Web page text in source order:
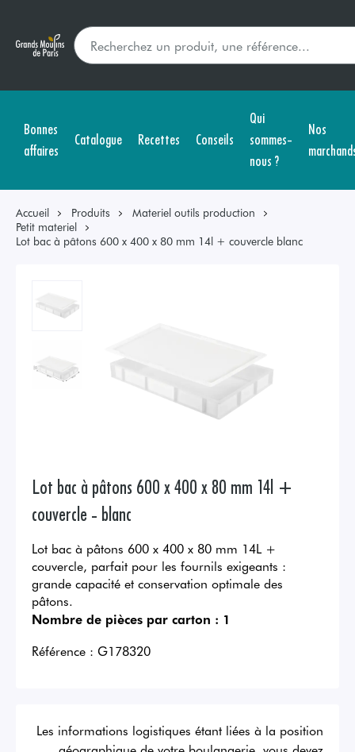
Bonnes
affaires
Catalogue Recettes Conseils
Qui
sommes-
nous ?
Nos
Accueil Produits
Materiel outils production
Petit materiel
Lot bac à pâtons 600 x 400 x 80 mm 14l + couvercle blanc
Lot bac à pâtons 600 x 400 x 80 mm 14l +
couvercle - blanc
Lot bac à pâtons 600 x 400 x 80 mm 14L +
couvercle, parfait pour les fournils exigeants :
grande capacité et conservation optimale des
pâtons.
Nombre de pièces par carton : 1
Référence : G178320
Les informations logistiques étant liées à la position